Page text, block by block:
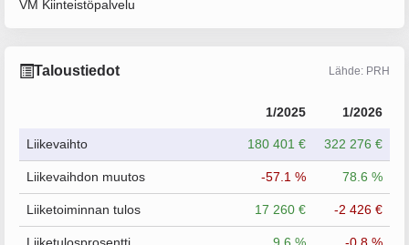
VM Kiinteistöpalvelu
Taloustiedot Lähde: PRH
1/2025 1/2026
Liikevaihto 180 401 € 322 276 €
Liikevaihdon muutos -57.1 % 78.6 %
Liiketoiminnan tulos 17 260 € -2 426 €